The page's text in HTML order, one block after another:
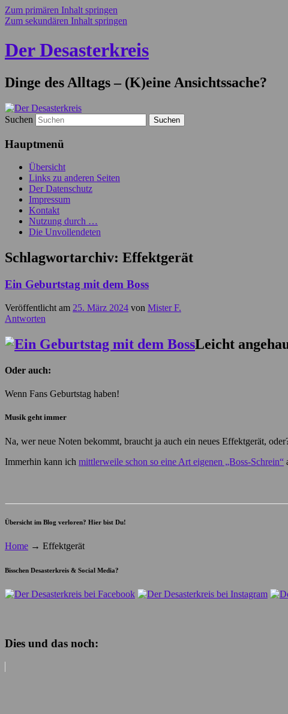
Zum primären Inhalt springen
Zum sekundären Inhalt springen
Der Desasterkreis
Dinge des Alltags – (K)eine Ansichtssache?
Suchen
Hauptmenü
Übersicht
Links zu anderen Seiten
Der Datenschutz
Impressum
Kontakt
Nutzung durch …
Die Unvollendeten
Schlagwortarchiv: Effektgerät
Ein Geburtstag mit dem Boss
Veröffentlicht am 25. März 2024 von Mister F.
Antworten
Leicht
Oder auch:
Wenn Fans Geburtstag haben!
Musik geht immer
Na, wer neue Noten bekommt, braucht ja auch ein neues Effektgerät,
Immerhin kann ich mittlerweile schon so eine Art eigenen „Boss-Schrein“
Übersicht im Blog verloren? Hier bist Du!
Home → Effektgerät
Bisschen Desasterkreis & Social Media?
Dies und das noch: